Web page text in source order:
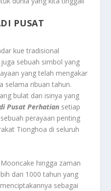
PUSAT
kue tradisional
sebuah simbol yang
yang telah mengakar
selama ribuan tahun.
bulat dan isinya yang
Pusat Perhatian setiap
perayaan penting
Tionghoa di seluruh
hingga zaman
dari 1000 tahun yang
sebagai